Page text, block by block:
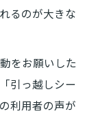
るのが大きな
をお願いした
引っ越しシー
利用者の声が